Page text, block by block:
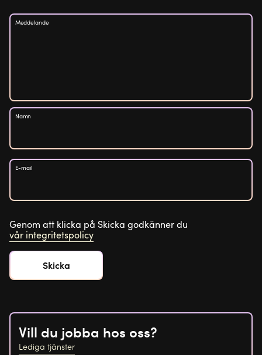
Meddelande
Namn
E-mail
Genom att klicka på Skicka godkänner du
vår integritetspolicy
Vill du jobba hos oss?
Lediga tjänster